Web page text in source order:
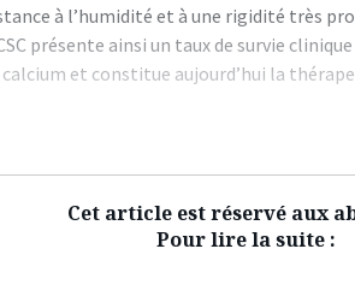
à l’humidité et à une rigidité très
présente ainsi un taux de survie
et constitue aujourd’hui la
Cet article est réservé aux
Pour lire la suite :